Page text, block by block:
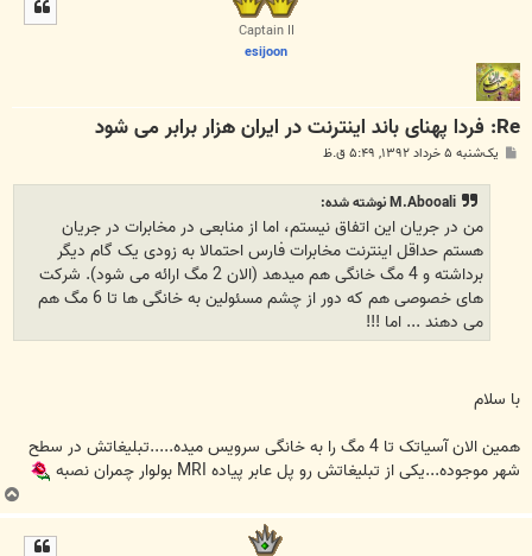
Captain II
esijoon
Re: فردا پهنای باند اینترنت در ایران هزار برابر می شود
یک‌شنبه ۵ خرداد ۱۳۹۲, ۵:۴۹ ق.ظ
M.Abooali نوشته شده:
من در جریان این اتفاق نیستم، اما از منابعی در مخابرات در جریان
هستم حداقل اینترنت مخابرات فارس احتمالا به زودی یک گام دیگر
برداشته و 4 مگ خانگی هم میدهد (الان 2 مگ ارائه می شود). شرکت
های خصوصی هم که دور از چشم مسئولین به خانگی ها تا 6 مگ هم
می دهند ... اما !!!
با سلام
همین الان آسیاتک تا 4 مگ را به خانگی سرویس میده.....تبلیغاتش در سطح
شهر موجوده...یکی از تبلیغاتش رو پل عابر پیاده MRI بولوار چمران نصبه